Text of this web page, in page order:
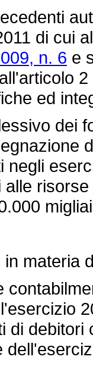
di cui
n. 6 e
ed
dei
negli
in materia
di